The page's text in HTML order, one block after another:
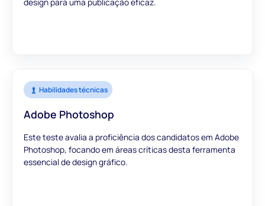
design para uma publicação eficaz.
Habilidades técnicas
Adobe Photoshop
Este teste avalia a proficiência dos candidatos em Adobe
Photoshop, focando em áreas críticas desta ferramenta
essencial de design gráfico.